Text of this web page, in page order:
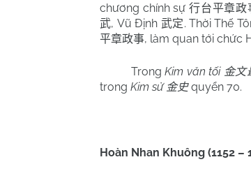
chương chính sự行台平章政
武, Vũ Định 武定. Thời Thế
平章政事, làm quan tới chức
TrongKim văn tối 金文
trong Kim sử 金史quyển 70.
Hoàn Nhan Khuông (1152 –